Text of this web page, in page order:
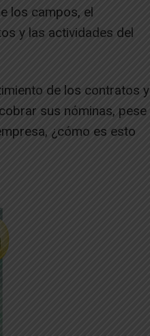
los campos, el
y las actividades del
de los contratos y
sus nóminas, pese
¿cómo es esto